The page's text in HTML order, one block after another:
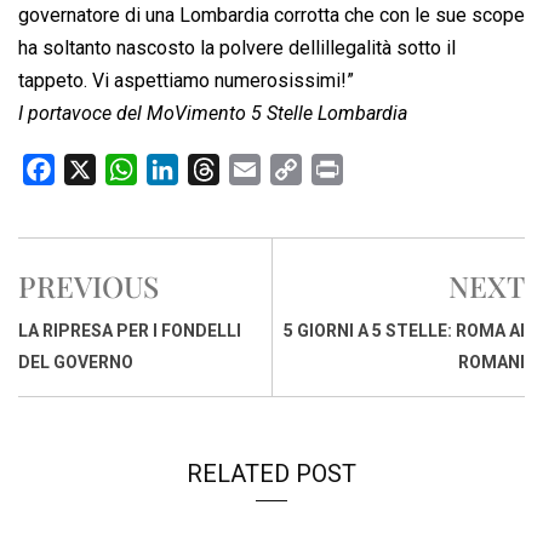
governatore di una Lombardia corrotta che con le sue scope
ha soltanto nascosto la polvere dellillegalità sotto il
tappeto. Vi aspettiamo numerosissimi!”
I portavoce del MoVimento 5 Stelle Lombardia
c
b
o
o
W
a
s
A
n
d
r
d
a
p
i
i
PREVIOUS
LA RIPRESA PER I FONDELLI
DEL GOVERNO
NEXT
5 GIORNI A 5 STELLE: ROMA AI
ROMANI
RELATED POST